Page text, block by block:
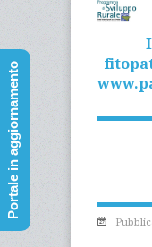
Portale in aggiornamento